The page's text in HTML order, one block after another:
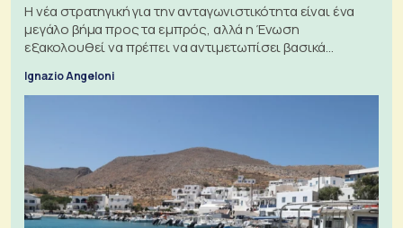
Η νέα στρατηγική για την ανταγωνιστικότητα είναι ένα
μεγάλο βήμα προς τα εμπρός, αλλά η Ένωση
εξακολουθεί να πρέπει να αντιμετωπίσει βασικά
Ignazio Angeloni